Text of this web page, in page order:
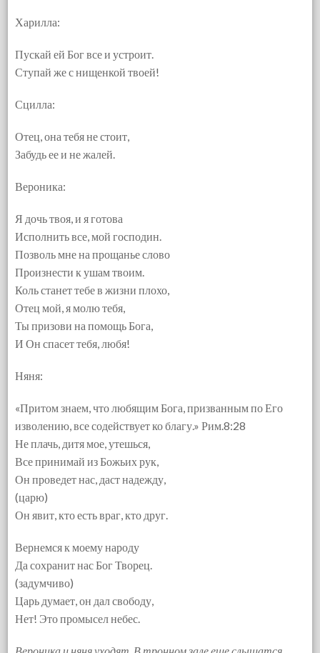
Харилла:
Пускай ей Бог все и устроит.
Ступай же с нищенкой твоей!
Сцилла:
Отец, она тебя не стоит,
Забудь ее и не жалей.
Вероника:
Я дочь твоя, и я готова
Исполнить все, мой господин.
Позволь мне на прощанье слово
Произнести к ушам твоим.
Коль станет тебе в жизни плохо,
Отец мой, я молю тебя,
Ты призови на помощь Бога,
И Он спасет тебя, любя!
Няня:
«Притом знаем, что любящим Бога, призванным по Его
изволению, все содействует ко благу.» Рим.8:28
Не плачь, дитя мое, утешься,
Все принимай из Божьих рук,
Он проведет нас, даст надежду,
(царю)
Он явит, кто есть враг, кто друг.
Вернемся к моему народу
Да сохранит нас Бог Творец.
(задумчиво)
Царь думает, он дал свободу,
Нет! Это промысел небес.